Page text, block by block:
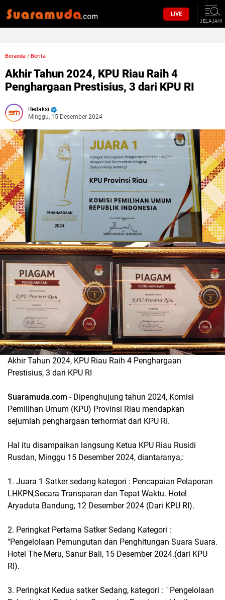
LIVE
JELAJAHI
Beranda / Berita
Akhir Tahun 2024, KPU Riau Raih 4
Penghargaan Prestisius, 3 dari KPU RI
Redaksi
Minggu, 15 Desember 2024
Akhir Tahun 2024, KPU Riau Raih 4 Penghargaan
Prestisius, 3 dari KPU RI
Suaramuda.com - Dipenghujung tahun 2024, Komisi
Pemilihan Umum (KPU) Provinsi Riau mendapkan
sejumlah penghargaan terhormat dari KPU RI.
Hal itu disampaikan langsung Ketua KPU Riau Rusidi
Rusdan, Minggu 15 Desember 2024, diantaranya,:
1. Juara 1 Satker sedang kategori : Pencapaian Pelaporan
LHKPN,Secara Transparan dan Tepat Waktu. Hotel
Aryaduta Bandung, 12 Desember 2024 (Dari KPU RI).
2. Peringkat Pertama Satker Sedang Kategori :
"Pengelolaan Pemungutan dan Penghitungan Suara Suara.
Hotel The Meru, Sanur Bali, 15 Desember 2024.(dari KPU
RI).
3. Peringkat Kedua satker Sedang, kategori : " Pengelolaan